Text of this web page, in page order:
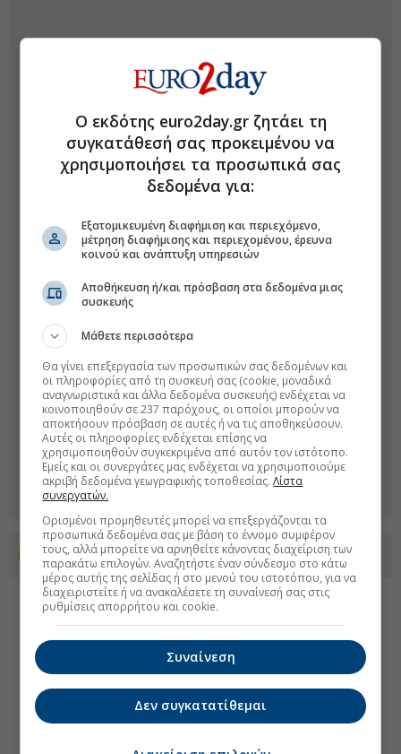
Προσθέστε το euro2day.gr στο Discover
Ο εκδότης euro2day.gr ζητάει τη
συγκατάθεσή σας προκειμένου να
χρησιμοποιήσει τα προσωπικά σας
δεδομένα για:
Εξατομικευμένη διαφήμιση και περιεχόμενο,
μέτρηση διαφήμισης και περιεχομένου, έρευνα
κοινού και ανάπτυξη υπηρεσιών
Αποθήκευση ή/και πρόσβαση στα δεδομένα μιας
συσκευής
Μάθετε περισσότερα
Θα γίνει επεξεργασία των προσωπικών σας δεδομένων και
οι πληροφορίες από τη συσκευή σας (cookie, μοναδικά
αναγνωριστικά και άλλα δεδομένα συσκευής) ενδέχεται να
κοινοποιηθούν σε 237 παρόχους, οι οποίοι μπορούν να
αποκτήσουν πρόσβαση σε αυτές ή να τις αποθηκεύσουν.
Αυτές οι πληροφορίες ενδέχεται επίσης να
χρησιμοποιηθούν συγκεκριμένα από αυτόν τον ιστότοπο.
Εμείς και οι συνεργάτες μας ενδέχεται να χρησιμοποιούμε
ακριβή δεδομένα γεωγραφικής τοποθεσίας.Λίστα
συνεργατών.
Ορισμένοι προμηθευτές μπορεί να επεξεργάζονται τα
προσωπικά δεδομένα σας με βάση το έννομο συμφέρον
τους, αλλά μπορείτε να αρνηθείτε κάνοντας διαχείριση των
παρακάτω επιλογών. Αναζητήστε έναν σύνδεσμο στο κάτω
μέρος αυτής της σελίδας ή στο μενού του ιστοτόπου, για να
διαχειριστείτε ή να ανακαλέσετε τη συναίνεσή σας στις
ρυθμίσεις απορρήτου και cookie.
Συναίνεση
Δεν συγκατατίθεμαι